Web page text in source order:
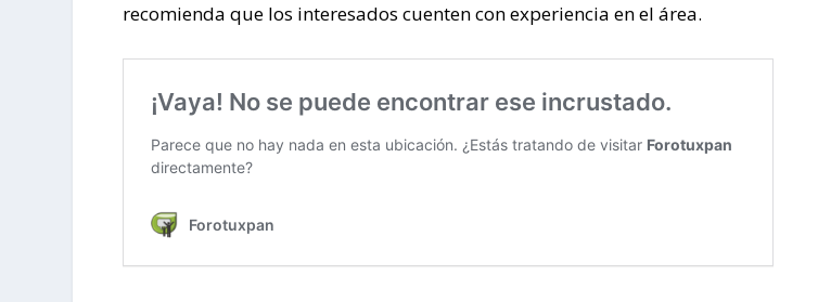
recomienda que los interesados cuenten con experiencia en el área.